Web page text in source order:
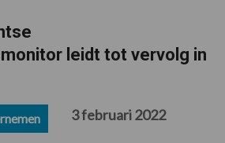
leidt tot vervolg in
3 februari 2022